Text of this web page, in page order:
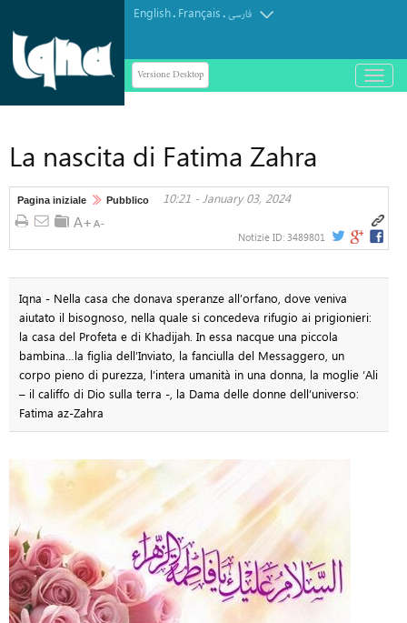
English. Français.فارسی
Versione Desktop
باز
و
La nascita di Fatima Zahra
Pagina iniziale Pubblico 10:21 - January 03, 2024
Notizie ID: 3489801
Iqna - Nella casa che donava speranze all’orfano, dove veniva
aiutato il bisognoso, nella quale si concedeva rifugio ai prigionieri:
la casa del Profeta e di Khadijah. In essa nacque una piccola
bambina…la figlia dell’Inviato, la fanciulla del Messaggero, un
corpo pieno di purezza, l’intera umanità in una donna, la moglie ‘Ali
– il califfo di Dio sulla terra -, la Dama delle donne dell’universo:
Fatima az-Zahra